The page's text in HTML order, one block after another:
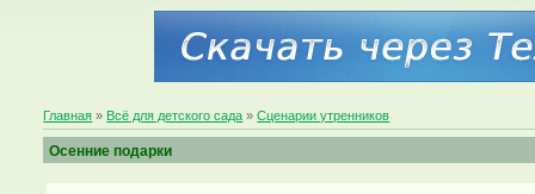
Главная » Всё для детского сада »Сценарии утренников
Осенние подарки